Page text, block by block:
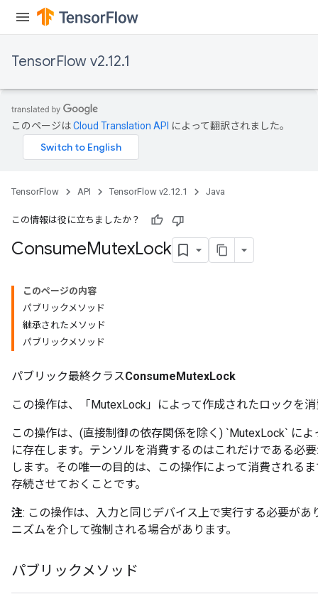
TensorFlow v2.12.1
このページはCloud Translation API によって翻訳されました。
TensorFlow API TensorFlow v2.12.1 Java
この情報は役に立ちましたか？
ConsumeMutexLock
このページの内容
パブリックメソッド
継承されたメソッド
パブリックメソッド
パブリック最終クラスConsumeMutexLock
この操作は、「MutexLock」によって作成されたロックを
この操作は、(直接制御の依存関係を除く) `MutexLock` に
に存在します。テンソルを消費するのはこれだけである必
します。その唯一の目的は、この操作によって消費される
存続させておくことです。
注: この操作は、入力と同じデバイス上で実行する必要が
ニズムを介して強制される場合があります。
パブリックメソッド